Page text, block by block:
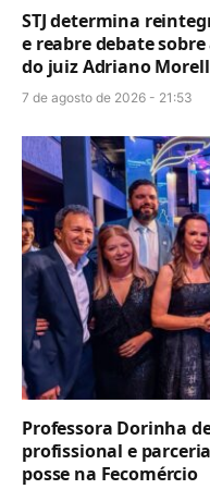
STJ determina
e reabre debate
do juiz Adriano
7 de agosto de 2026 - 21:53
Professora Dorinha
profissional e
posse na Fecomércio